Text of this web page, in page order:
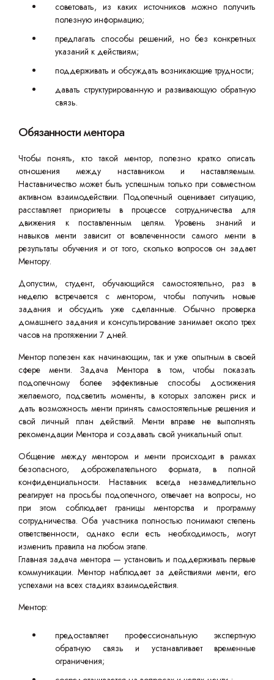
советовать, из каких источников можно получить
полезную информацию;
предлагать способы решений, но без конкретных
указаний к действиям;
поддерживать и обсуждать возникающие трудности;
давать структурированную и развивающую обратную
связь.
Обязанности ментора
Чтобы понять, кто такой ментор, полезно кратко описать
отношения между наставником и наставляемым.
Наставничество может быть успешным только при совместном
активном взаимодействии. Подопечный оценивает ситуацию,
расставляет приоритеты в процессе сотрудничества для
движения к поставленным целям. Уровень знаний и
навыков менти зависит от вовлеченности самого менти в
результаты обучения и от того, сколько вопросов он задает
Ментору.
Допустим, студент, обучающийся самостоятельно, раз в
неделю встречается с ментором, чтобы получить новые
задания и обсудить уже сделанные. Обычно проверка
домашнего задания и консультирование занимает около трех
часов на протяжении 7 дней.
Ментор полезен как начинающим, так и уже опытным в своей
сфере менти. Задача Ментора в том, чтобы показать
подопечному более эффективные способы достижения
желаемого, подсветить моменты, в которых заложен риск и
дать возможность менти принять самостоятельные решения и
свой личный план действий. Менти вправе не выполнять
рекомендации Ментора и создавать свой уникальный опыт.
Общение между ментором и менти происходит в рамках
безопасного, доброжелательного формата, в полной
конфиденциальности. Наставник всегда незамедлительно
реагирует на просьбы подопечного, отвечает на вопросы, но
при этом соблюдает границы менторства и программу
сотрудничества. Оба участника полностью понимают степень
ответственности, однако если есть необходимость, могут
изменить правила на любом этапе.
Главная задача ментора — установить и поддерживать первые
коммуникации. Ментор наблюдает за действиями менти, его
успехами на всех стадиях взаимодействия.
Ментор:
предоставляет профессиональную экспертную
обратную связь и устанавливает временные
ограничения;